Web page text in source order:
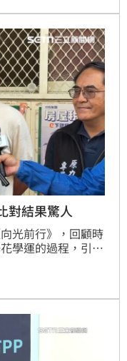
對結果驚人
光前行》，回顧時
學運的過程，引爆
並延攬自己去他創
3線索直言這段發
」。